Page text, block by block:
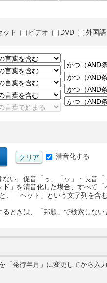
ット ビデオ DVD 外国
清音化する
い、促音「っ」「ッ」・長音「
」を清音化した場合、すべて「
、「ペット」という文字列を含
ときは、「邦題」で検索しない
発行年月」に変更してから入力